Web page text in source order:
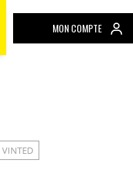
MON COMPTE
VINTED